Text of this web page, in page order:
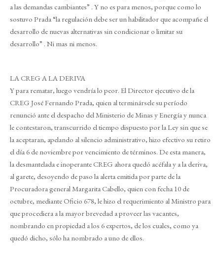
a las demandas cambiantes” . Y no es para menos, porque como lo
sostuvo Prada “la regulación debe ser un habilitador que acompañe el
desarrollo de nuevas alternativas sin condicionar o limitar su
desarrollo” . Ni mas ni menos.
LA CREG A LA DERIVA
Y para rematar, luego vendría lo peor. El Director ejecutivo de la
CREG José Fernando Prada, quien al terminársele su período
renunció ante el despacho del Ministerio de Minas y Energía y nunca
le contestaron, transcurrido el tiempo dispuesto por la Ley sin que se
la aceptaran, apelando al silencio administrativo, hizo efectivo su retiro
el día 6 de noviembre por vencimiento de términos. De esta manera,
la desmantelada e inoperante CREG ahora quedó acéfala y a la deriva,
al garete, desoyendo de paso la alerta emitida por parte de la
Procuradora general Margarita Cabello, quien con fecha 10 de
octubre, mediante Oficio 678, le hizo el requerimiento al Ministro para
que procediera a la mayor brevedad a proveer las vacantes,
nombrando en propiedad a los 6 expertos, de los cuales, como ya
quedó dicho, sólo ha nombrado a uno de ellos.